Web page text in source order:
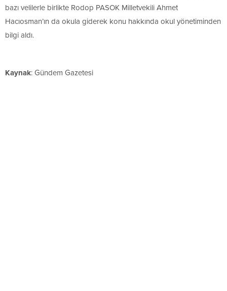
bazı velilerle birlikte Rodop PASOK Milletvekili Ahmet
Hacıosman’ın da okula giderek konu hakkında okul yönetiminden
bilgi aldı.
Kaynak: Gündem Gazetesi